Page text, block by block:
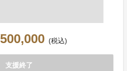
(税込)
支援終了